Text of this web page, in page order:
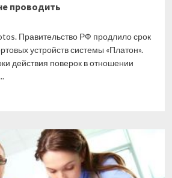
проводить
Правительство РФ продлило срок
устройств системы «Платон».
действия поверок в отношении